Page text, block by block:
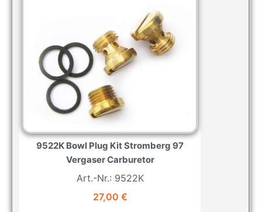
9522K Bowl Plug Kit Stromberg 97
Vergaser Carburetor
Art.-Nr.: 9522K
27,00 €